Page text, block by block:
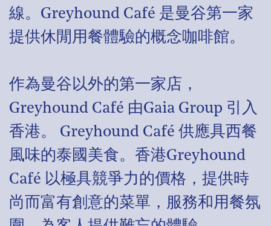
線。Greyhound Café 是曼谷第一家
提供休閒用餐體驗的概念咖啡館。
作為曼谷以外的第一家店，
Greyhound Café 由Gaia Group 引入
香港。 Greyhound Café 供應具西餐
風味的泰國美食。香港Greyhound
Café 以極具競爭力的價格，提供時
尚而富有創意的菜單，服務和用餐氛